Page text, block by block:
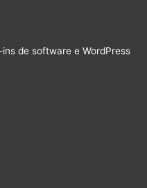
de software e WordPress